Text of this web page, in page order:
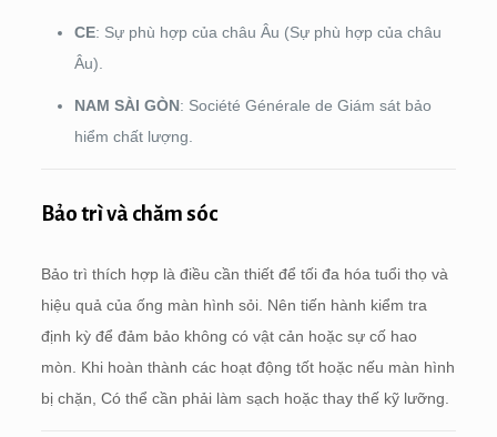
CE: Sự phù hợp của châu Âu (Sự phù hợp của châu
Âu).
NAM SÀI GÒN: Société Générale de Giám sát bảo
hiểm chất lượng.
Bảo trì và chăm sóc
Bảo trì thích hợp là điều cần thiết để tối đa hóa tuổi thọ và
hiệu quả của ống màn hình sỏi. Nên tiến hành kiểm tra
định kỳ để đảm bảo không có vật cản hoặc sự cố hao
mòn. Khi hoàn thành các hoạt động tốt hoặc nếu màn hình
bị chặn, Có thể cần phải làm sạch hoặc thay thế kỹ lưỡng.